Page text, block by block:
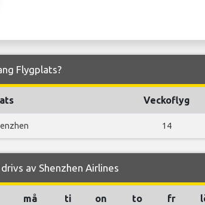
Flygplats?
Veckoflyg
14
av Shenzhen Airlines
må ti on to fr